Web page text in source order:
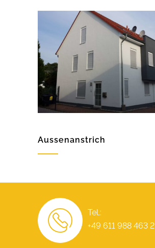
Aussenanstrich
Tel.:
+49 611 988 463 2